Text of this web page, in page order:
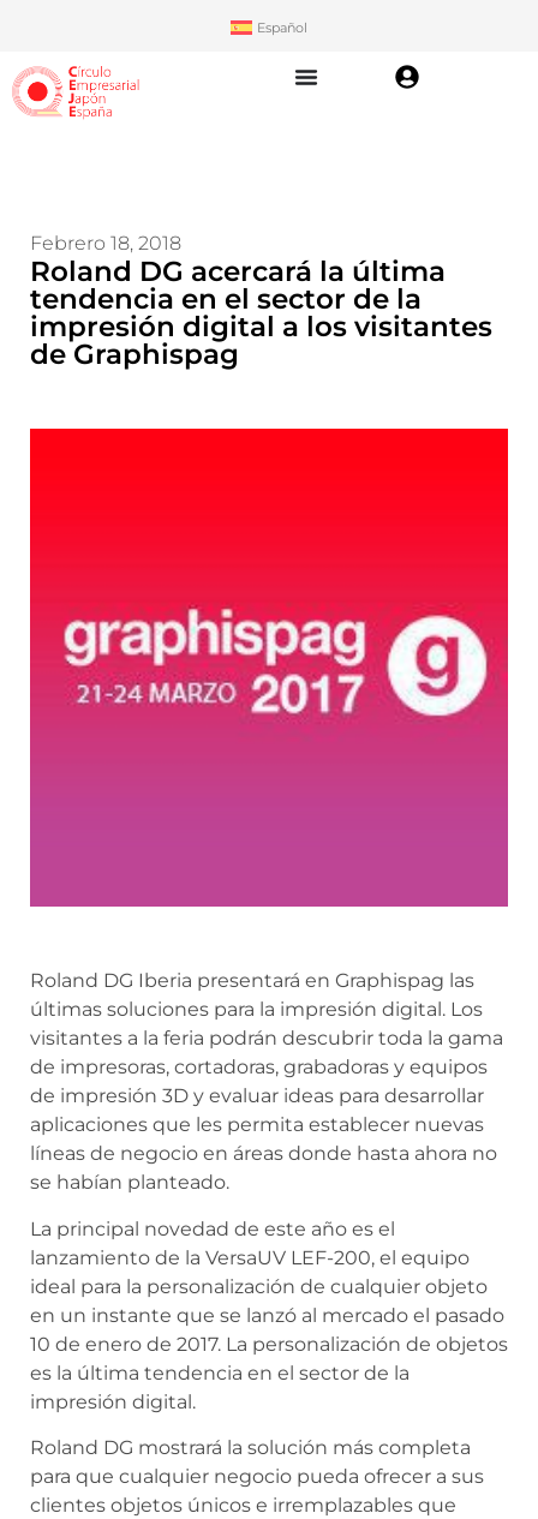
Español
Febrero 18, 2018
Roland DG acercará la última
tendencia en el sector de la
impresión digital a los visitantes
de Graphispag
Roland DG Iberia presentará en Graphispag las
últimas soluciones para la impresión digital. Los
visitantes a la feria podrán descubrir toda la gama
de impresoras, cortadoras, grabadoras y equipos
de impresión 3D y evaluar ideas para desarrollar
aplicaciones que les permita establecer nuevas
líneas de negocio en áreas donde hasta ahora no
se habían planteado.
La principal novedad de este año es el
lanzamiento de la VersaUV LEF-200, el equipo
ideal para la personalización de cualquier objeto
en un instante que se lanzó al mercado el pasado
10 de enero de 2017. La personalización de objetos
es la última tendencia en el sector de la
impresión digital.
Roland DG mostrará la solución más completa
para que cualquier negocio pueda ofrecer a sus
clientes objetos únicos e irremplazables que